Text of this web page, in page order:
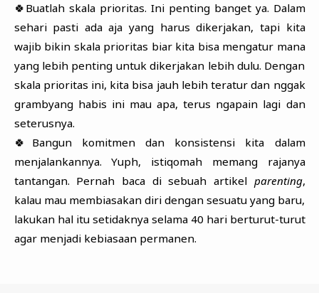
🍀Buatlah skala prioritas. Ini penting banget ya. Dalam
sehari pasti ada aja yang harus dikerjakan, tapi kita
wajib bikin skala prioritas biar kita bisa mengatur mana
yang lebih penting untuk dikerjakan lebih dulu. Dengan
skala prioritas ini, kita bisa jauh lebih teratur dan nggak
grambyang habis ini mau apa, terus ngapain lagi dan
seterusnya.
🍀Bangun komitmen dan konsistensi kita dalam
menjalankannya. Yuph, istiqomah memang rajanya
tantangan. Pernah baca di sebuah artikelparenting,
kalau mau membiasakan diri dengan sesuatu yang baru,
lakukan hal itu setidaknya selama 40 hari berturut-turut
agar menjadi kebiasaan permanen.